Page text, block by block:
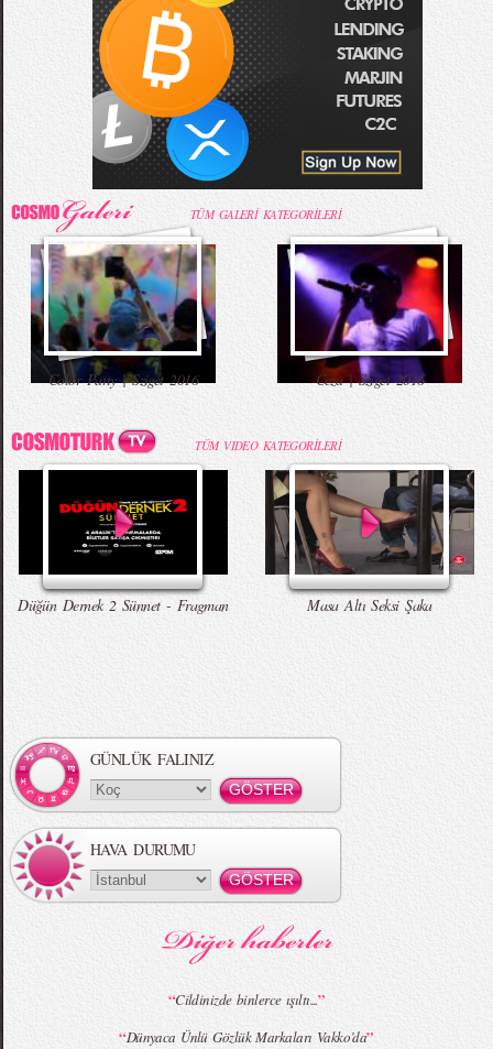
TÜM GALERİ KATEGORİLERİ
Color Party | Sziget 2016 Ceza | Sziget 2016
TÜM VIDEO KATEGORİLERİ
Düğün Dernek 2 Sünnet - Fragman Masa Altı Seksi Şaka
GÜNLÜK FALINIZ
HAVA DURUMU
“Cildinizde binlerce ışıltı...”
“Dünyaca Ünlü Gözlük Markaları Vakko’da”